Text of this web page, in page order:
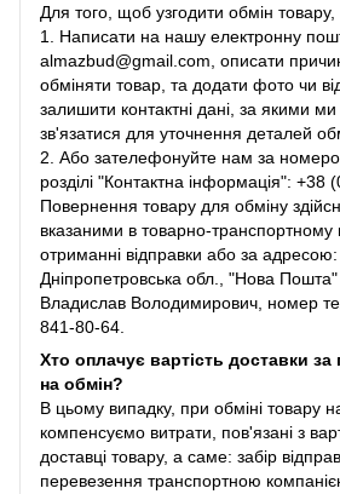
Для того, щоб узгодити обмін
1. Написати на нашу електронну
almazbud@gmail.com, описати
обміняти товар, та додати фото чи
залишити контактні дані, за якими
зв'язатися для уточнення деталей
2. Або зателефонуйте нам за
розділі "Контактна інформація": +38
Повернення товару для обміну
вказаними в товарно-
отриманні відправки або за адресою:
Дніпропетровська обл., "Нова
Владислав Володимирович, номер
841-80-64.
Хто оплачує вартість доставки
на обмін?
В цьому випадку, при обміні товару
компенсуємо витрати, пов'язані з
доставці товару, а саме: забір
перевезення транспортною